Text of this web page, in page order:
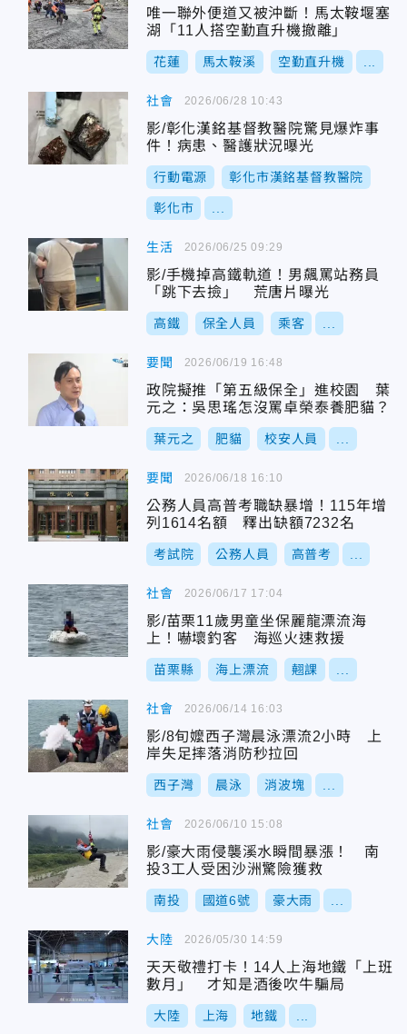
唯一聯外便道又被沖斷！馬太鞍堰塞
湖「11人搭空勤直升機撤離」
花蓮 馬太鞍溪 空勤直升機
社會
影/彰化漢銘基督教醫院驚見爆炸事
件！病患、醫護狀況曝光
行動電源 彰化市漢銘基督教醫院
彰化市
2026/06/28 10:43
生活
影/手機掉高鐵軌道！男飆罵站務員
「跳下去撿」 荒唐片曝光
高鐵 保全人員 乘客
2026/06/25 09:29
要聞
政院擬推「第五級保全」進校園 葉
元之：吳思瑤怎沒罵卓榮泰養肥貓？
葉元之 肥貓 校安人員
2026/06/19 16:48
要聞
公務人員高普考職缺暴增！115年增
列1614名額 釋出缺額7232名
考試院 公務人員 高普考
2026/06/18 16:10
社會
影/苗栗11歲男童坐保麗龍漂流海
上！嚇壞釣客 海巡火速救援
苗栗縣 海上漂流 翹課
2026/06/17 17:04
社會
影/8旬嬤西子灣晨泳漂流2小時 上
岸失足摔落消防秒拉回
西子灣 晨泳 消波塊
2026/06/14 16:03
社會
影/豪大雨侵襲溪水瞬間暴漲！ 南
投3工人受困沙洲驚險獲救
南投 國道6號 豪大雨
2026/06/10 15:08
大陸
天天敬禮打卡！14人上海地鐵「上班
數月」 才知是酒後吹牛騙局
大陸 上海 地鐵
2026/05/30 14:59